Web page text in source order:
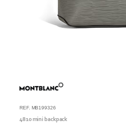
REF. MB199326
4810 mini backpack